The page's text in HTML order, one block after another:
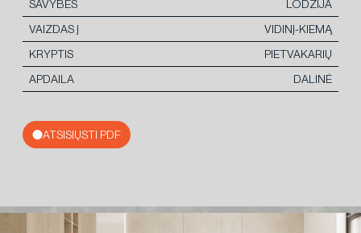
SAVYBĖS
LODŽIJA
VAIZDAS Į
VIDINĮ-KIEMĄ
KRYPTIS
PIETVAKARIŲ
APDAILA
DALINĖ
ATSISIŲSTI PDF